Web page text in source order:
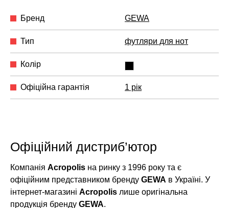
Бренд GEWA
Тип футляри для нот
Колір
Офіційна гарантія 1 рік
Офіційний дистриб’ютор
Компанія Acropolis на ринку з 1996 року та є
офіційним представником бренду GEWA в Україні. У
інтернет-магазині Acropolis лише оригінальна
продукція бренду GEWA.